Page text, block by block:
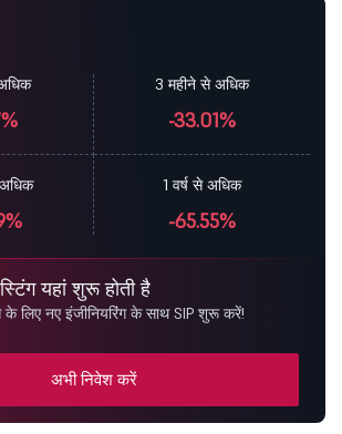
3 महीने से अधिक
-33.01%
1 वर्ष से अधिक
-65.55%
यहां शुरू होती है
के लिए नए इंजीनियरिंग के साथ SIP शुरू करें!
अभी निवेश करें